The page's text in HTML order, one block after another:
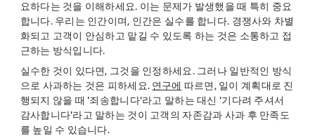
요하다는 것을 이해하세요. 이는 문제가 발생했을 때 특히 중요
합니다. 우리는 인간이며, 인간은 실수를 합니다. 경쟁사와 차별
화되고 고객이 안심하고 맡길 수 있도록 하는 것은 소통하고 접
근하는 방식입니다.
실수한 것이 있다면, 그것을 인정하세요. 그러나 일반적인 방식
으로 사과하는 것은 피하세요. 연구에 따르면, 일이 계획대로 진
행되지 않을 때 '죄송합니다'라고 말하는 대신 '기다려 주셔서
감사합니다'라고 말하는 것이 고객의 자존감과 사과 후 만족도
를 높일 수 있습니다.